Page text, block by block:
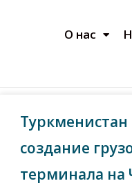
О нас
Туркменистан
создание
терминала